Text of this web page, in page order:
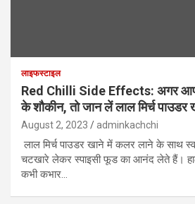
लाइफस्टाइल
Red Chilli Side Effects: अगर आप
के शौकीन, तो जान लें लाल मिर्च
August 2, 2023 adminkachchi
लाल मिर्च पाउडर खाने में कलर लाने के साथ
चटखारे लेकर स्पाइसी फूड का आनंद लेते हैं।
कभी कभार…